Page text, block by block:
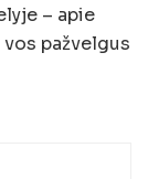
– apie
pažvelgus